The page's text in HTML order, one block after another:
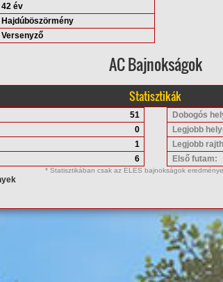
42 év
Hajdúböszörmény
Versenyző
AC Bajnokságok
Statisztikák
51
0
1
6
Dobogós
Legjobb
Legjobb
Első futam:
* Statisztikában csak az ÉLES bajnokságok